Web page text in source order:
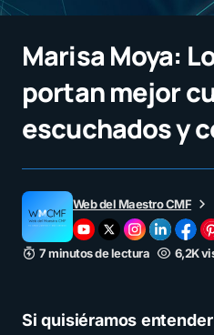
Marisa Moya:
portan mejor
escuchados y
Web del Maestro CMF
7 minutos de lectura 6,2K
Si quisiéramos